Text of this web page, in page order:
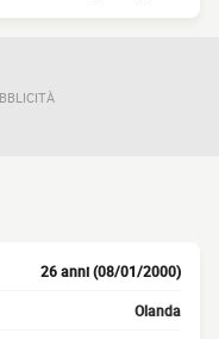
26 anni (08/01/2000)
Olanda